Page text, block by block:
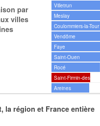
par
villes
Villetrun
Meslay
Coulommiers-la-Tour
Vendôme
Faye
Saint-Ouen
Rocé
Saint-Firmin-des-Prés
Areines
la région et France entière